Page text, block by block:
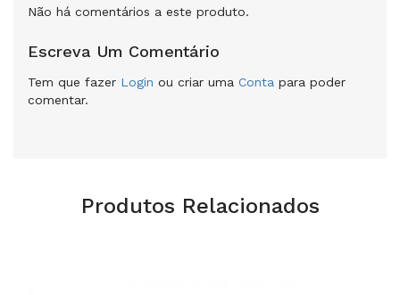
Não há comentários a este produto.
Escreva Um Comentário
Tem que fazer Login ou criar uma Conta para poder
comentar.
Produtos Relacionados